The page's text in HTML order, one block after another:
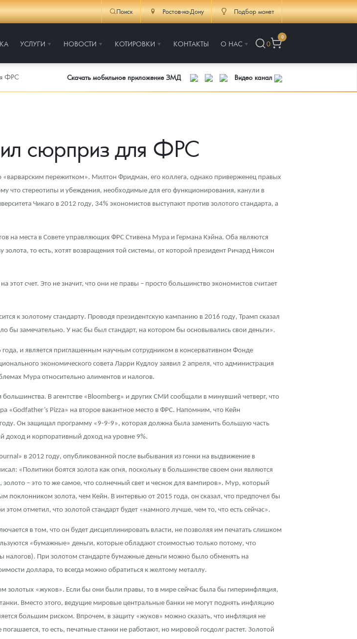
Поиск Ростов-на-Дону Подбор монет
УСЛУГИ НОВОСТИ КОТИРОВКИ КОНТАКТЫ О НАС 0
0
ФРС Скачать мобильное приложение ЗМД Видео канал
сюрприз для ФРС
пережитком». Милтон Фридман, его коллега, однако приверженец правых
что стереотипы и убеждения, необходимые для его функционирования, канули в
Чикаго в 2012 году, 34% экономистов выступают против золотого стандарта, а
на места в Совете управляющих ФРС Стивена Мура и Германа Кэйна. Оба являются
то есть, хотят возвращения той системы, от которой президент Ричард Никсон
счет. Это не значит, что они не правы – просто большинство экономистов считает
к золотому стандарту. Проводя президентскую кампанию в 2016 году, Трамп сказал
бы замечательно. У нас бы был стандарт, на котором бы основывались свои деньги».
и является приглашенным научным сотрудником в консервативном Фонде
экономического совета Ларри Кудлоу заявил 2 апреля, что администрация
Мура относительно алиментов и налогов.
В агентстве «Bloomberg» и других СМИ сообщали в минувший четверг, что
«Godfather’s Pizza» на второе вакантное место в ФРС. Напомним, что Кейн
Он защищал программу «9-9-9», которая должна была заменить большую часть
доход и корпоративный доход на уровне 9%.
в 2012 году, опубликованной после выбывания из гонки на выдвижение в
«Политики боятся золота как огня, поскольку в большинстве своем они являются
– это то же самое, что солнечный свет и чеснок для вампиров». Мур, который
поклонником золота, чем Кейн. В интервью от 2015 года, он сказал, что предпочел бы
отметил, что золотой стандарт будет «намного лучше, чем то, что есть сейчас».
в том, что он будет дисциплинировать власти, не позволяя им печатать слишком
«бумажные» деньги, которые обладают стоимостью только потому, что
налогов). При золотом стандарте бумажные деньги можно было обменять на
доллара, то всегда можно обратиться к желтому металлу.
золотых «жуков». Если бы они были правы, то в мире сейчас была бы гиперинфляция,
Вместо этого, ведущие мировые центральные банки не могут поднять инфляцию
большим риском. Впрочем, в защиту «жуков» можно сказать, что инфляция не
то есть, печатные станки не работают, но мировой госдолг растет. Золотой